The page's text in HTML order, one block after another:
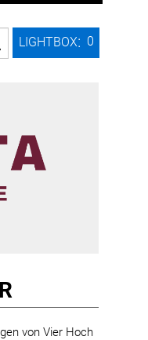
LIGHTBOX: 0
von Vier Hoch